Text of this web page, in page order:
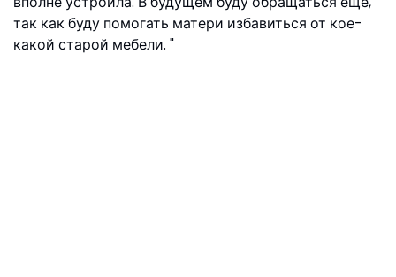
так как буду помогать матери избавиться от кое-
какой старой мебели.